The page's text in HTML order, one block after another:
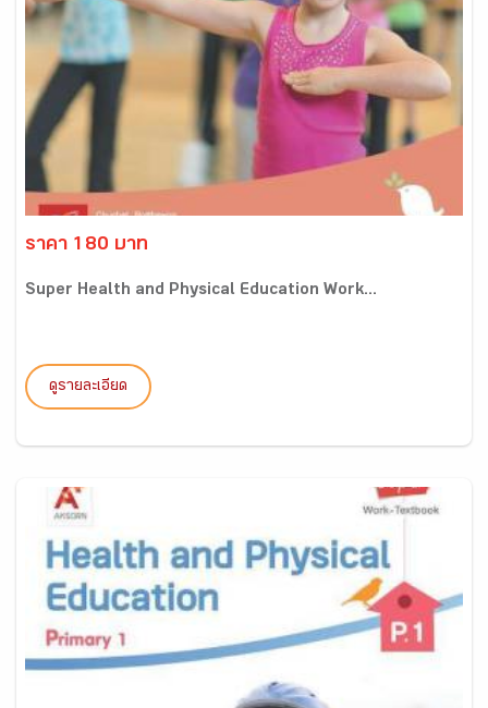
ราคา 180 บาท
Super Health and Physical Education Work...
ดูรายละเอียด